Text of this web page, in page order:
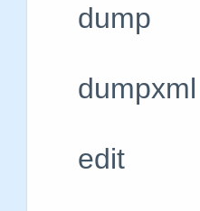
dump
edit